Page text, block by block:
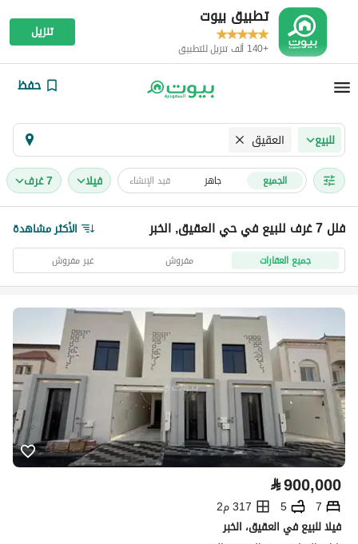
تطبيق بيوت
+140 ألف تنزيل للتطبيق
تنزيل
حفظ
للبيع العقيق
الجميع جاهز قيد الإنشاء فیلا 7 غرف
فلل 7 غرف للبيع في حي العقيق, الخبر الأكثر مشاهدة
جميع العقارات مفروش غير مفروش
⃁900,000
7
5
317 م2
فيلا للبيع في العقيق، الخبر